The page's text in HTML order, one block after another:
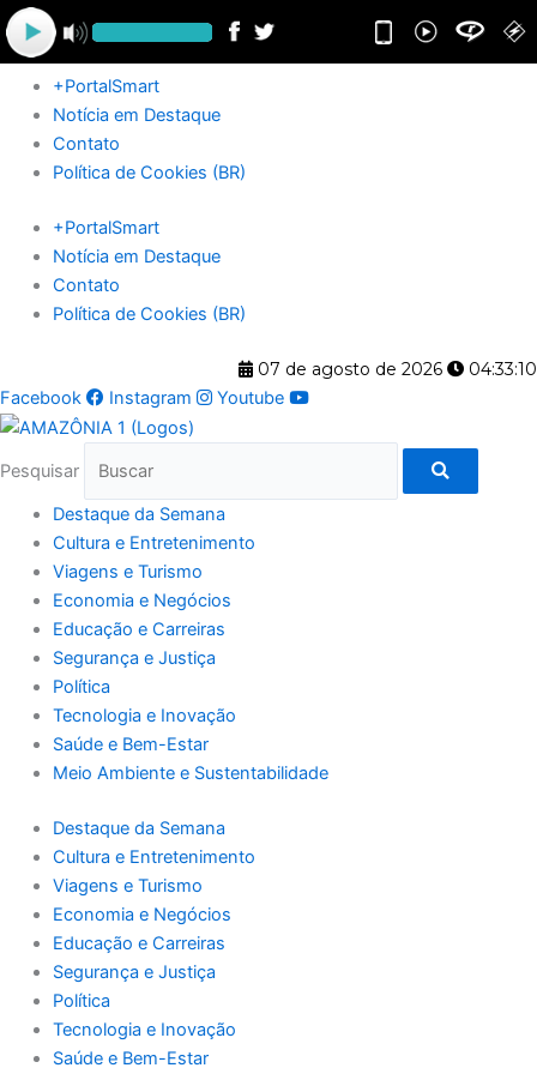
para
o
conteúdo
+PortalSmart
Notícia em Destaque
Contato
Política de Cookies (BR)
+PortalSmart
Notícia em Destaque
Contato
Política de Cookies (BR)
07 de agosto de 2026
04:33:10
Facebook
Instagram Youtube
Pesquisar
Destaque da Semana
Cultura e Entretenimento
Viagens e Turismo
Economia e Negócios
Educação e Carreiras
Segurança e Justiça
Política
Tecnologia e Inovação
Saúde e Bem-Estar
Meio Ambiente e Sustentabilidade
Destaque da Semana
Cultura e Entretenimento
Viagens e Turismo
Economia e Negócios
Educação e Carreiras
Segurança e Justiça
Política
Tecnologia e Inovação
Saúde e Bem-Estar